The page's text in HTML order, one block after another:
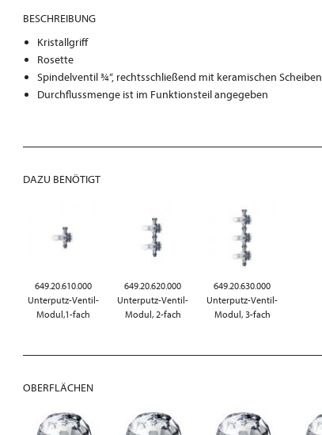
BESCHREIBUNG
Kristallgriff
Rosette
Spindelventil ¾“, rechtsschließend mit keramischen Scheiben
Durchflussmenge ist im Funktionsteil angegeben
DAZU BENÖTIGT
649.20.610.000
Unterputz-Ventil-
Modul,1-fach
649.20.620.000
Unterputz-Ventil-
Modul, 2-fach
649.20.630.000
Unterputz-Ventil-
Modul, 3-fach
OBERFLÄCHEN